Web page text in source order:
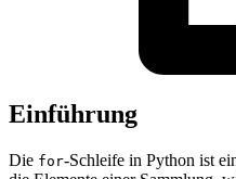
Einführung
Die for-Schleife in Python ist